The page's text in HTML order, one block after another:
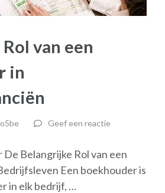
van een
in
Geef een reactie
Belangrijke Rol van een
Een boekhouder is
in elk bedrijf, …